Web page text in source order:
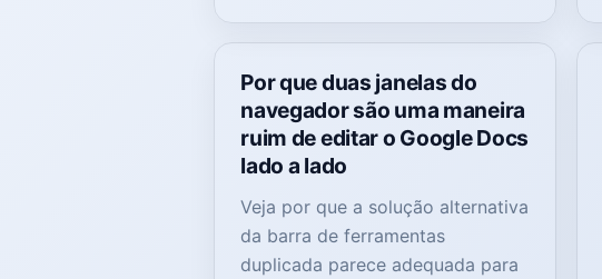
Por que duas janelas do
navegador são uma maneira
ruim de editar o Google Docs
lado a lado
Veja por que a solução alternativa
da barra de ferramentas
duplicada parece adequada para